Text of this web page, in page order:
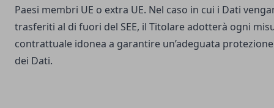
Paesi membri UE o extra UE. Nel caso in cui i Dati
trasferiti al di fuori del SEE, il Titolare adotterà ogni
contrattuale idonea a garantire un’adeguata protezione
dei Dati.